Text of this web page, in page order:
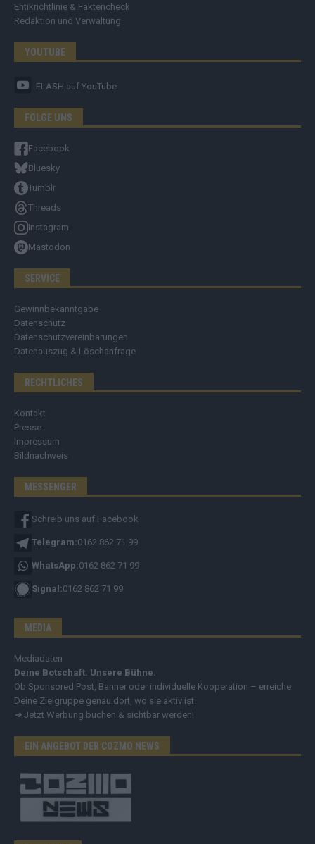
Ehtikrichtlinie & Faktencheck
Redaktion und Verwaltung
YOUTUBE
FLASH auf YouTube
FOLGE UNS
Facebook
Bluesky
Tumblr
Threads
Instagram
Mastodon
SERVICE
Gewinnbekanntgabe
Datenschutz
Datenschutzvereinbarungen
Datenauszug & Löschanfrage
RECHTLICHES
Kontakt
Presse
Impressum
Bildnachweis
MESSENGER
Schreib uns auf Facebook
Telegram:0162 862 71 99
WhatsApp:0162 862 71 99
Signal:0162 862 71 99
MEDIA
Mediadaten
Deine Botschaft. Unsere Bühne.
Ob Sponsored Post, Banner oder individuelle Kooperation – erreiche
Deine Zielgruppe genau dort, wo sie aktiv ist.
➔ Jetzt Werbung buchen & sichtbar werden!
EIN ANGEBOT DER COZMO NEWS